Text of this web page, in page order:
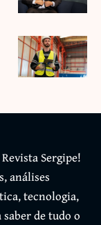
Sergipe!
análises
tecnologia,
de tudo o